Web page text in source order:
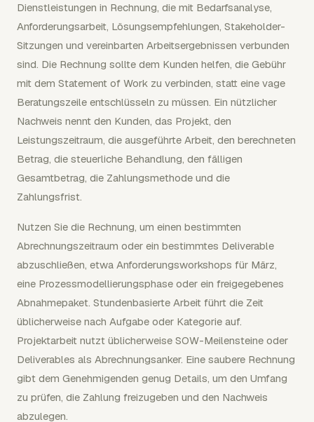
Dienstleistungen in Rechnung, die mit Bedarfsanalyse,
Anforderungsarbeit, Lösungsempfehlungen, Stakeholder-
Sitzungen und vereinbarten Arbeitsergebnissen verbunden
sind. Die Rechnung sollte dem Kunden helfen, die Gebühr
mit dem Statement of Work zu verbinden, statt eine vage
Beratungszeile entschlüsseln zu müssen. Ein nützlicher
Nachweis nennt den Kunden, das Projekt, den
Leistungszeitraum, die ausgeführte Arbeit, den berechneten
Betrag, die steuerliche Behandlung, den fälligen
Gesamtbetrag, die Zahlungsmethode und die
Zahlungsfrist.
Nutzen Sie die Rechnung, um einen bestimmten
Abrechnungszeitraum oder ein bestimmtes Deliverable
abzuschließen, etwa Anforderungsworkshops für März,
eine Prozessmodellierungsphase oder ein freigegebenes
Abnahmepaket. Stundenbasierte Arbeit führt die Zeit
üblicherweise nach Aufgabe oder Kategorie auf.
Projektarbeit nutzt üblicherweise SOW-Meilensteine oder
Deliverables als Abrechnungsanker. Eine saubere Rechnung
gibt dem Genehmigenden genug Details, um den Umfang
zu prüfen, die Zahlung freizugeben und den Nachweis
abzulegen.